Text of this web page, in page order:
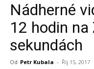
Nádherné
12 hodin
sekundách
Od Petr Kubala - Říj 15, 2017